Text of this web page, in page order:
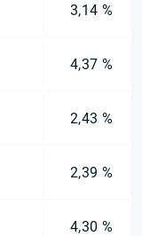
3,14 %
4,37 %
2,43 %
2,39 %
4,30 %